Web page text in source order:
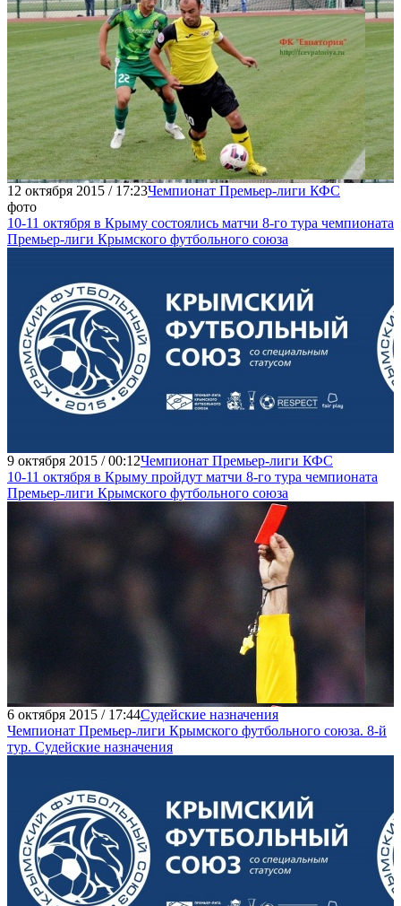
12 октября 2015 / 17:23Чемпионат Премьер-лиги КФС
фото
10-11 октября в Крыму состоялись матчи 8-го тура чемпионата
Премьер-лиги Крымского футбольного союза
9 октября 2015 / 00:12Чемпионат Премьер-лиги КФС
10-11 октября в Крыму пройдут матчи 8-го тура чемпионата
Премьер-лиги Крымского футбольного союза
6 октября 2015 / 17:44Судейские назначения
Чемпионат Премьер-лиги Крымского футбольного союза. 8-й
тур. Судейские назначения